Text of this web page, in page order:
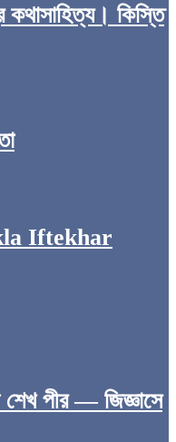
কথাসাহিত্য। কিস্তি
Iftekhar
পীর — জিজ্ঞাসে